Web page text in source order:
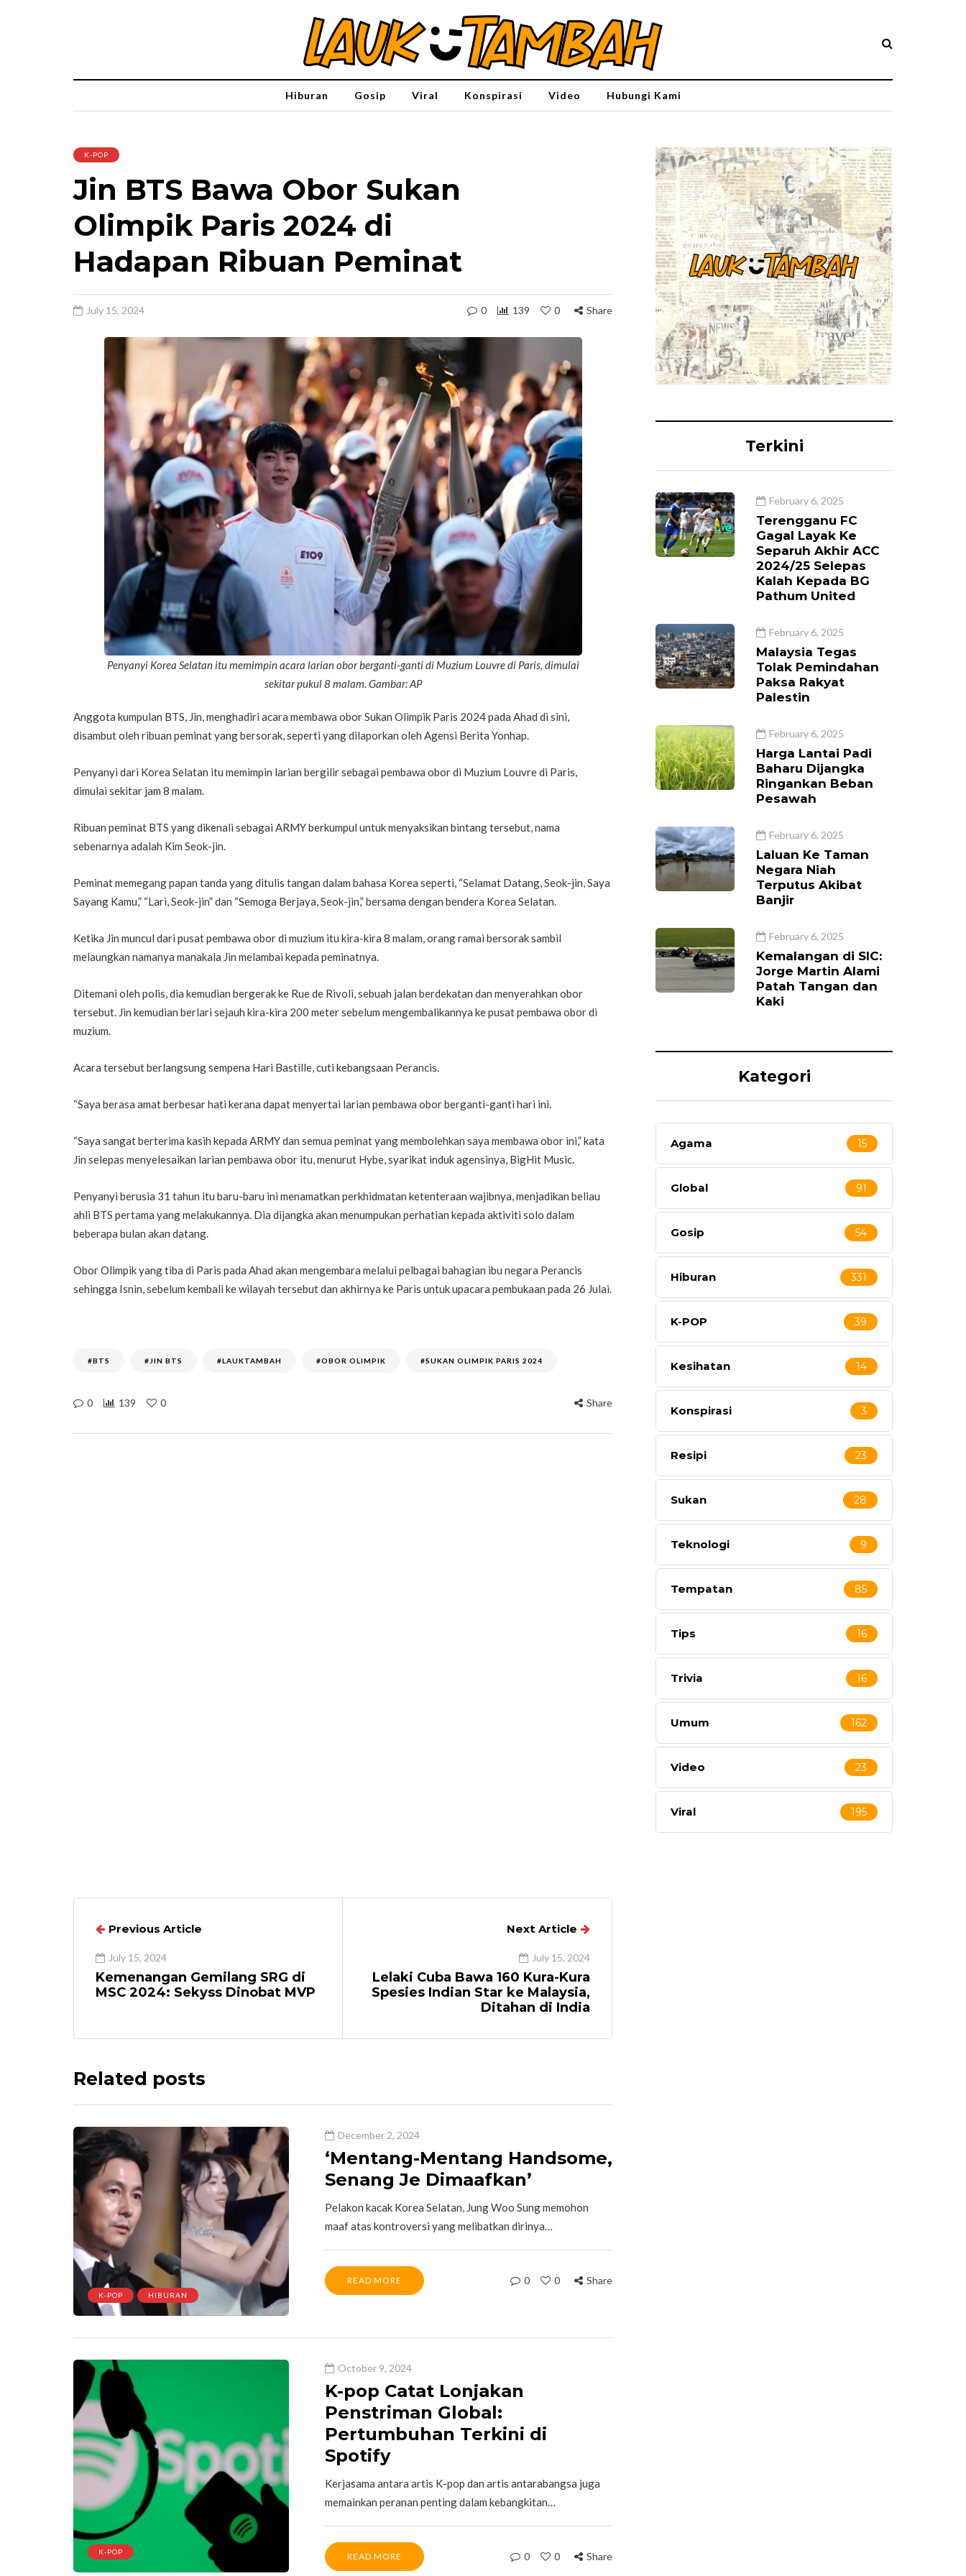
Hiburan Gosip Viral Konspirasi Video Hubungi Kami
K-POP
Jin BTS Bawa Obor Sukan
Olimpik Paris 2024 di
Hadapan Ribuan Peminat
July 15, 2024 0 139 0 Share
Penyanyi Korea Selatan itu memimpin acara larian obor berganti-ganti di Muzium Louvre di Paris, dimulai
sekitar pukul 8 malam. Gambar: AP
Anggota kumpulan BTS, Jin, menghadiri acara membawa obor Sukan Olimpik Paris 2024 pada Ahad di sini,
disambut oleh ribuan peminat yang bersorak, seperti yang dilaporkan oleh Agensi Berita Yonhap.
Penyanyi dari Korea Selatan itu memimpin larian bergilir sebagai pembawa obor di Muzium Louvre di Paris,
dimulai sekitar jam 8 malam.
Ribuan peminat BTS yang dikenali sebagai ARMY berkumpul untuk menyaksikan bintang tersebut, nama
sebenarnya adalah Kim Seok-jin.
Peminat memegang papan tanda yang ditulis tangan dalam bahasa Korea seperti, “Selamat Datang, Seok-jin, Saya
Sayang Kamu,” “Lari, Seok-jin” dan “Semoga Berjaya, Seok-jin,” bersama dengan bendera Korea Selatan.
Ketika Jin muncul dari pusat pembawa obor di muzium itu kira-kira 8 malam, orang ramai bersorak sambil
melaungkan namanya manakala Jin melambai kepada peminatnya.
Ditemani oleh polis, dia kemudian bergerak ke Rue de Rivoli, sebuah jalan berdekatan dan menyerahkan obor
tersebut. Jin kemudian berlari sejauh kira-kira 200 meter sebelum mengembalikannya ke pusat pembawa obor di
muzium.
Acara tersebut berlangsung sempena Hari Bastille, cuti kebangsaan Perancis.
“Saya berasa amat berbesar hati kerana dapat menyertai larian pembawa obor berganti-ganti hari ini.
“Saya sangat berterima kasih kepada ARMY dan semua peminat yang membolehkan saya membawa obor ini,” kata
Jin selepas menyelesaikan larian pembawa obor itu, menurut Hybe, syarikat induk agensinya, BigHit Music.
Penyanyi berusia 31 tahun itu baru-baru ini menamatkan perkhidmatan ketenteraan wajibnya, menjadikan beliau
ahli BTS pertama yang melakukannya. Dia dijangka akan menumpukan perhatian kepada aktiviti solo dalam
beberapa bulan akan datang.
Obor Olimpik yang tiba di Paris pada Ahad akan mengembara melalui pelbagai bahagian ibu negara Perancis
sehingga Isnin, sebelum kembali ke wilayah tersebut dan akhirnya ke Paris untuk upacara pembukaan pada 26 Julai.
#BTS #JIN BTS #LAUKTAMBAH #OBOR OLIMPIK #SUKAN OLIMPIK PARIS 2024
0 139 0 Share
Terkini
February 6, 2025
Terengganu FC
Gagal Layak Ke
Separuh Akhir ACC
2024/25 Selepas
Kalah Kepada BG
Pathum United
February 6, 2025
Malaysia Tegas
Tolak Pemindahan
Paksa Rakyat
Palestin
February 6, 2025
Harga Lantai Padi
Baharu Dijangka
Ringankan Beban
Pesawah
February 6, 2025
Laluan Ke Taman
Negara Niah
Terputus Akibat
Banjir
February 6, 2025
Kemalangan di SIC:
Jorge Martin Alami
Patah Tangan dan
Kaki
Kategori
Agama 15
Global 91
Gosip 54
Hiburan 331
K-POP 39
Kesihatan 14
Konspirasi 3
Resipi 23
Sukan 28
Teknologi 9
Tempatan 85
Tips 16
Trivia 16
Umum 162
Video 23
Viral 195
Previous Article
July 15, 2024
Kemenangan Gemilang SRG di
MSC 2024: Sekyss Dinobat MVP
Next Article
July 15, 2024
Lelaki Cuba Bawa 160 Kura-Kura
Spesies Indian Star ke Malaysia,
Ditahan di India
Related posts
K-POP HIBURAN
December 2, 2024
‘Mentang-Mentang Handsome,
Senang Je Dimaafkan’
Pelakon kacak Korea Selatan, Jung Woo Sung memohon
maaf atas kontroversi yang melibatkan dirinya…
READ MORE 0 0 Share
K-POP
October 9, 2024
K-pop Catat Lonjakan
Penstriman Global:
Pertumbuhan Terkini di
Spotify
Kerjasama antara artis K-pop dan artis antarabangsa juga
memainkan peranan penting dalam kebangkitan…
READ MORE 0 0 Share